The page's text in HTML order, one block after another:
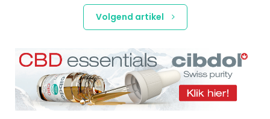
Volgend artikel